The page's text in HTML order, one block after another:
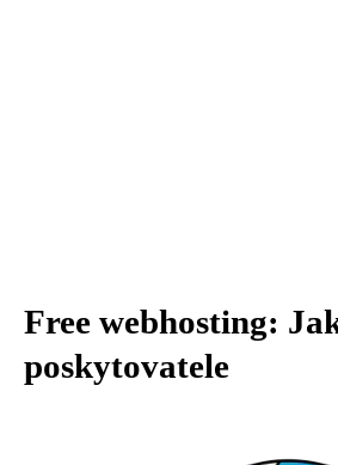
Free webhosting:
poskytovatele